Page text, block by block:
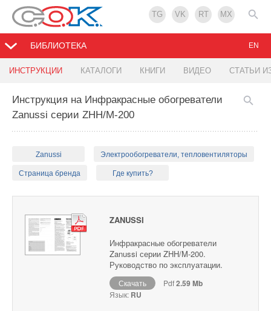
TG VK RT MX
БИБЛИОТЕКА
ИНСТРУКЦИИ КАТАЛОГИ КНИГИ ВИДЕО СТАТЬИ
EN
Инструкция на Инфракрасные обогреватели
Zanussi серии ZHH/M-200
Zanussi Электрообогреватели, тепловентиляторы
Страница бренда Где купить?
ZANUSSI
Инфракрасные обогреватели
Zanussi серии ZHH/M-200.
Руководство по эксплуатации.
Скачать Pdf2.59 Mb
Язык: RU